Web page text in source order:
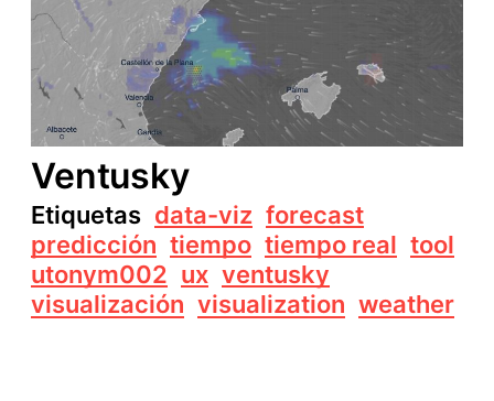
Ventusky
Etiquetas data-viz forecast
predicción tiempo tiempo real tool
utonym002 ux ventusky
visualización visualization weather